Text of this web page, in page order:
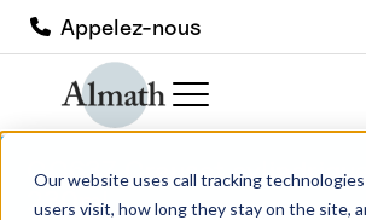
Our website uses call tracking
users visit, how long they stay on the site,
Appelez-nous
CC63Z Creuset
230ml